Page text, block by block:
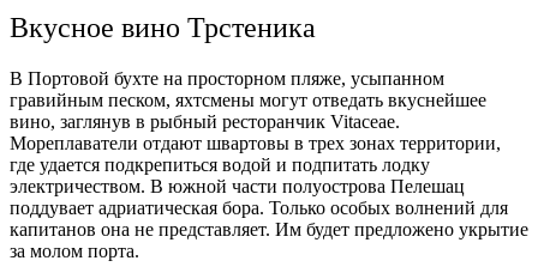
Вкусное вино Трстеника
В Портовой бухте на просторном пляже, усыпанном
гравийным песком, яхтсмены могут отведать вкуснейшее
вино, заглянув в рыбный ресторанчик Vitaceae.
Мореплаватели отдают швартовы в трех зонах территории,
где удается подкрепиться водой и подпитать лодку
электричеством. В южной части полуострова Пелешац
поддувает адриатическая бора. Только особых волнений для
капитанов она не представляет. Им будет предложено укрытие
за молом порта.